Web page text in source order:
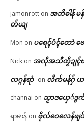
jamonrott on အဘိဓါန် မ
တ်ယျ
Mon on ပရေၚ်ပံၚ်တောဲ ဗ
Nick on အလဵုအသဳတၟိဍုၚ်ဗမာ
လဂ္ဂန်ရာံ on လိက်မန်ဂှ် ယ
channai on သၟာဒယှေ်ဒွ
ရာမာန် on ဗိုလ်ဝေလေန်ဖ